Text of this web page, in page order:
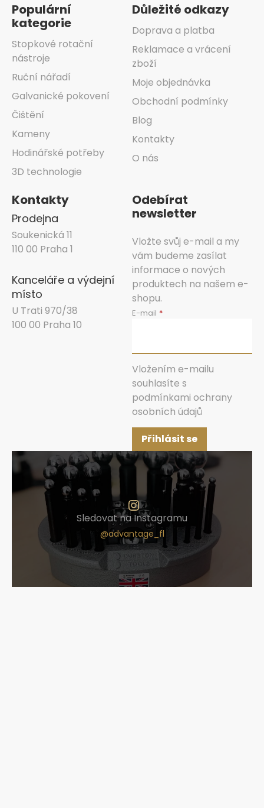
Populární
kategorie
Stopkové rotační
nástroje
Ruční nářadí
Galvanické pokovení
Čištění
Kameny
Hodinářské potřeby
3D technologie
Důležité odkazy
Doprava a platba
Reklamace a vrácení
zboží
Moje objednávka
Obchodní podmínky
Blog
Kontakty
O nás
Kontakty
Prodejna
Soukenická 11
110 00 Praha 1
Kanceláře a výdejní
místo
U Trati 970/38
100 00 Praha 10
Odebírat
newsletter
Vložte svůj e-mail a my
vám budeme zasílat
informace o nových
produktech na našem e-
shopu.
E-mail
Vložením e-mailu
souhlasíte s
podmínkami ochrany
osobních údajů
Přihlásit se
Sledovat na Instagramu